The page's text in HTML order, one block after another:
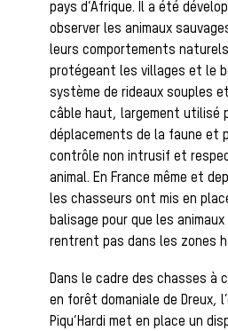
Les
meute
Les
de
pays d’Afrique. Il a été
observer les animaux
leurs comportements
protégeant les villages et le
système de rideaux souples
câble haut, largement utilisé
déplacements de la faune et
contrôle non intrusif et
animal. En France même et
les chasseurs ont mis en
balisage pour que les
rentrent pas dans les zones
Dans le cadre des chasses à
en forêt domaniale de Dreux,
Piqu’Hardi met en place un